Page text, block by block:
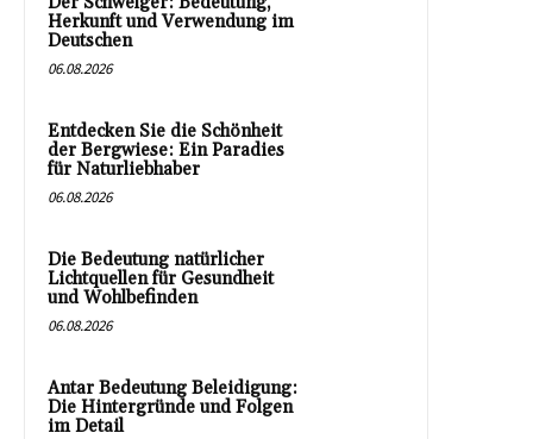
Herkunft und Verwendung im
Deutschen
06.08.2026
Entdecken Sie die Schönheit
der Bergwiese: Ein Paradies
für Naturliebhaber
06.08.2026
Die Bedeutung natürlicher
Lichtquellen für Gesundheit
und Wohlbefinden
06.08.2026
Antar Bedeutung Beleidigung:
Die Hintergründe und Folgen
im Detail